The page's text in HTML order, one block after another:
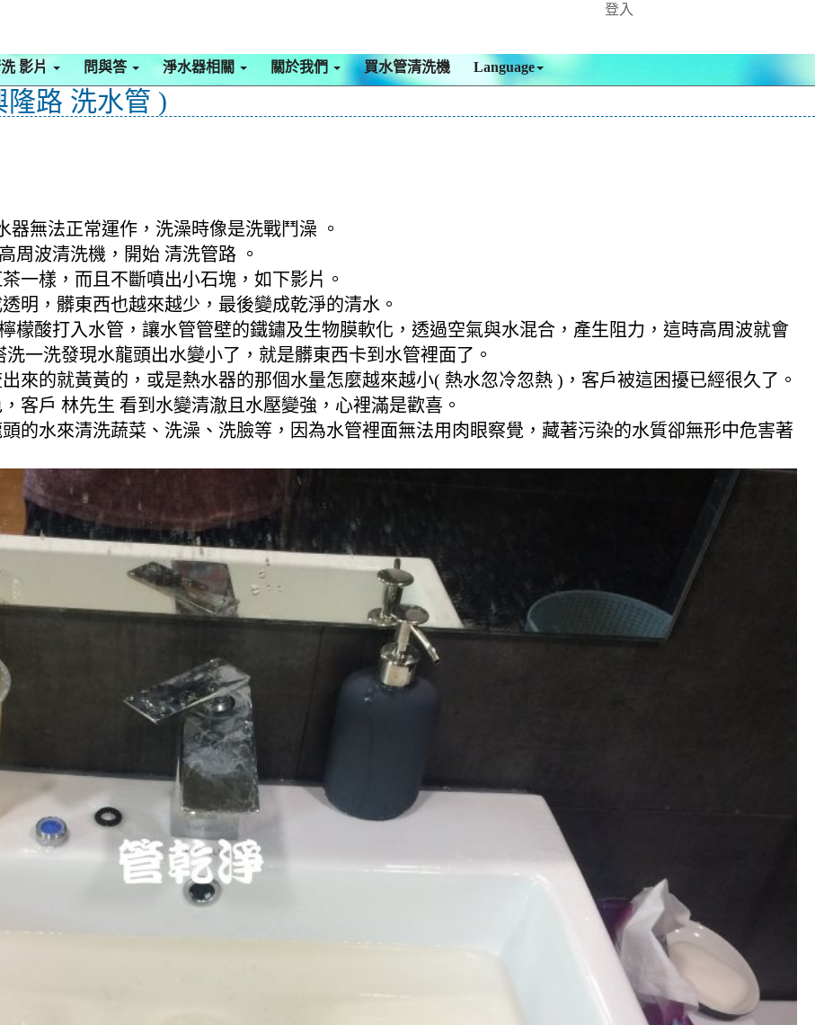
登入
影片 問與答 淨水器相關 關於我們 買水管清洗機 Language
隆路 洗水管 )
無法正常運作，洗澡時像是洗戰鬥澡 。
周波清洗機，開始 清洗管路 。
一樣，而且不斷噴出小石塊，如下影片。
明，髒東西也越來越少，最後變成乾淨的清水。
檬酸打入水管，讓水管管壁的鐵鏽及生物膜軟化，透過空氣與水混合，產生阻力，這時高周波就會
一洗發現水龍頭出水變小了，就是髒東西卡到水管裡面了。
來的就黃黃的，或是熱水器的那個水量怎麼越來越小( 熱水忽冷忽熱 )，客戶被這困擾已經很久了。
客戶 林先生 看到水變清澈且水壓變強，心裡滿是歡喜。
的水來清洗蔬菜、洗澡、洗臉等，因為水管裡面無法用肉眼察覺，藏著污染的水質卻無形中危害著